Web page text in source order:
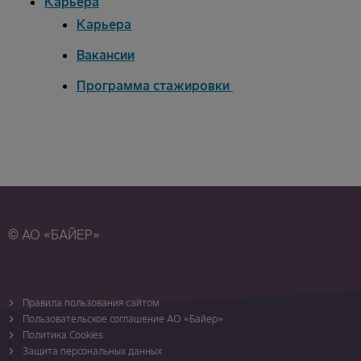
Карьера
Вакансии
Программа стажировки
© АО «БАЙЕР»
Правила пользования сайтом
Пользовательское соглашение АО «Байер»
Политика Cookies
Защита персональных данных